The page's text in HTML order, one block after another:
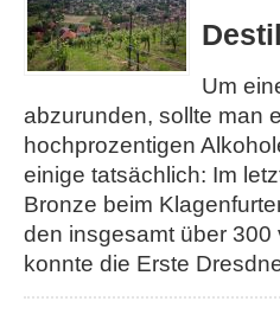
Um
abzurunden, sollte man
hochprozentigen
einige tatsächlich: Im
Bronze beim
den insgesamt über
konnte die Erste